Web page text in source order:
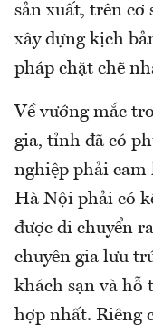
sản xuất, trên cơ
xây dựng kịch
pháp chặt chẽ
Về vướng mắc
gia, tỉnh đã có
nghiệp phải cam
Hà Nội phải có
được di chuyển
chuyên gia lưu
khách sạn và hỗ
hợp nhất. Riêng